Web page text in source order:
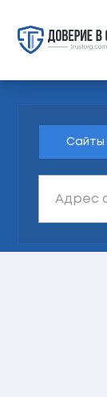
Сайты